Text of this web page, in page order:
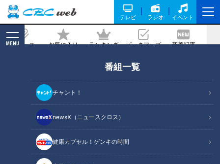
テレビ ラジオ イベント
ニュース お気に入り ランキング ピックアップ 新着記事
MENU
番組一覧
チャント！
newsX（ニュースクロス）
健康カプセル！ゲンキの時間
早期発見の方法を専門医が解説
2021/02/21 07:30